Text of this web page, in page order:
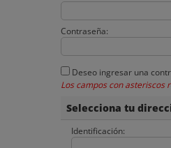
Contraseña:
Deseo ingresar una
Los campos con asteriscos
Selecciona tu
Identificación: